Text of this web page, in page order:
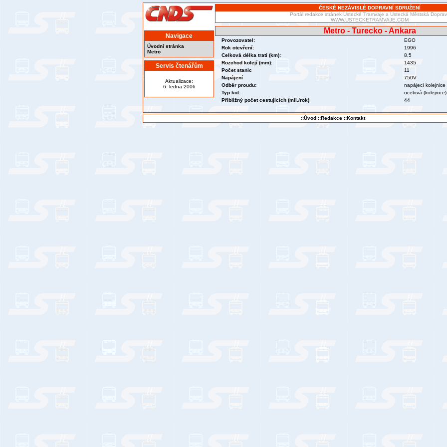
Navigace
Úvodní stránka
Metro
Servis čtenářům
Aktualizace:
6. ledna 2006
ČESKÉ NEZÁVISLÉ DOPRAVNÍ SDRUŽENÍ
Portál redakce stránek Ústecké Tramvaje a Ústecká Městská
WWW.USTECKETRAMVAJE.COM
Metro - Turecko - Ankara
Provozovatel:
EGO
Rok otevření:
1996
Celková délka tratí (km):
8,5
Rozchod kolejí (mm):
1435
Počet stanic
11
Napájení
750V
Odběr proudu:
napájecí kolejnice
Typ kol:
ocelová (kolejnice)
Přibližný počet cestujících (mil./rok)
44
::Úvod ::Redakce ::Kontakt